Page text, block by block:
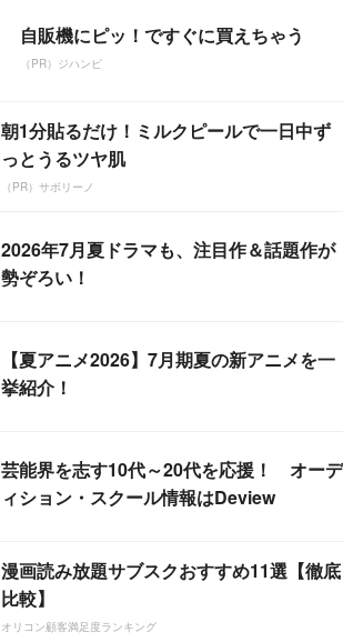
自販機にピッ！ですぐに買えちゃう
（PR）ジハンピ
朝1分貼るだけ！ミルクピールで一日中ず
っとうるツヤ肌
（PR）サボリーノ
2026年7月夏ドラマも、注目作＆話題作が
勢ぞろい！
【夏アニメ2026】7月期夏の新アニメを一
挙紹介！
芸能界を志す10代～20代を応援！ オーデ
ィション・スクール情報はDeview
漫画読み放題サブスクおすすめ11選【徹底
比較】
オリコン顧客満足度ランキング